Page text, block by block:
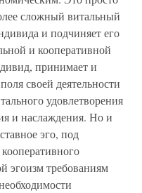
сложный витальный
и подчиняет его
и кооперативной
принимает и
своей деятельности
удовлетворения
и наслаждения. Но и
эго, под
эгоизм требованиям